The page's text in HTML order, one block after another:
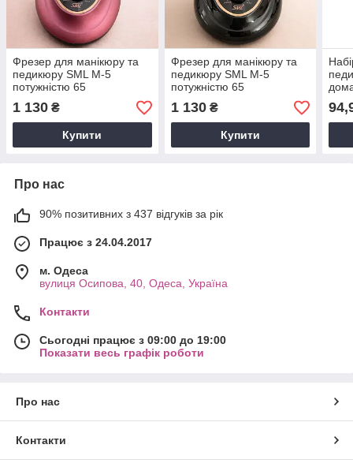
Фрезер для манікюру та
педикюру SML M-5
потужністю 65
Вт-35тис.об/хв.+насадки в
комплекті.
1 130 ₴
Купити
Фрезер для манікюру та
педикюру SML M-5
потужністю 65
Вт-35тис.об/хв.+насадки в
комплекті.
1 130₴
Купити
Про нас
90% позитивних з 437 відгуків за рік
Працює з 24.04.2017
м. Одеса
вулиця Осипова, 40, Одеса, Україна
Контакти
Сьогодні працює з 09:00 до 19:00
Показати весь графік роботи
Про нас
Контакти